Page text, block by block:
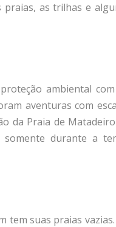
as trilhas e
ambiental
aventuras com
da Praia de
somente durante a
tem suas praias